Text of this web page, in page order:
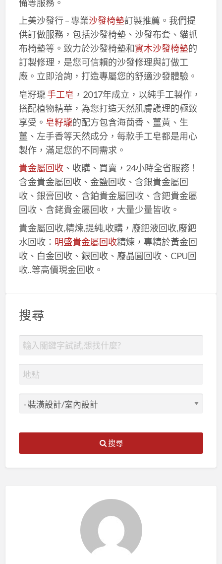
備等服務。
上美沙發行 – 專業沙發椅墊訂製推薦。我們提
供訂做服務，包括沙發椅墊、沙發布套、貓抓
布椅墊等。致力於沙發椅墊和實木沙發椅墊的
訂製修理，是您可信賴的沙發修理與訂做工
廠。立即洽詢，打造專屬您的舒適沙發體驗。
皂籽瓏手工皂 ，2017年成立，以純手工製作，
搭配植物精華，為您打造天然肌膚護理的極致
享受。 皂籽瓏的配方包含海茴香、薑黃、生
薑、左手香等天然成分，每款手工皂都是用心
製作，滿足您的不同需求。
貴金屬回收、收購、買賣，24小時全省服務！
含金貴金屬回收、金鹽回收、含銀貴金屬回
收、銀膏回收、含鉑貴金屬回收、含鈀貴金屬
回收、含銠貴金屬回收，大量少量皆收。
貴金屬回收,精煉,提純,收購，廢鈀液回收,廢鈀
水回收： 明盛貴金屬回收精煉，專精於黃金回
收、白金回收、銀回收、廢晶圓回收、CPU回
收..等高價現金回收。
搜尋
搜尋